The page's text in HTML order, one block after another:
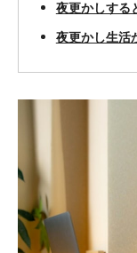
夜更かしする
夜更かし生活